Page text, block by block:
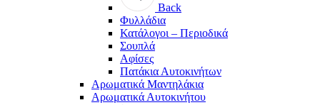
Back
Φυλλάδια
Κατάλογοι – Περιοδικά
Σουπλά
Αφίσες
Πατάκια Αυτοκινήτων
Αρωματικά Μαντηλάκια
Αρωματικά Αυτοκινήτου